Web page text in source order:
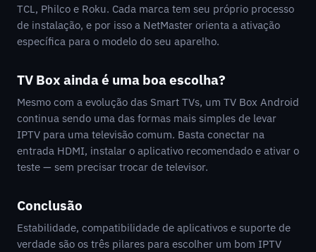
TCL, Philco e Roku. Cada marca tem seu próprio processo
de instalação, e por isso a NetMaster orienta a ativação
específica para o modelo do seu aparelho.
TV Box ainda é uma boa escolha?
Mesmo com a evolução das Smart TVs, um TV Box Android
continua sendo uma das formas mais simples de levar
IPTV para uma televisão comum. Basta conectar na
entrada HDMI, instalar o aplicativo recomendado e ativar o
teste — sem precisar trocar de televisor.
Conclusão
Estabilidade, compatibilidade de aplicativos e suporte de
verdade são os três pilares para escolher um bom IPTV